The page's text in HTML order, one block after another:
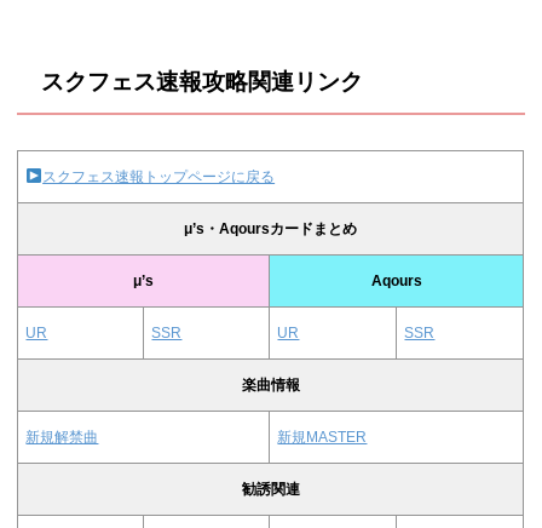
スクフェス速報攻略関連リンク
スクフェス速報トップページに戻る
μ’s・Aqoursカードまとめ
μ’s Aqours
UR SSR UR SSR
楽曲情報
新規解禁曲 新規MASTER
勧誘関連